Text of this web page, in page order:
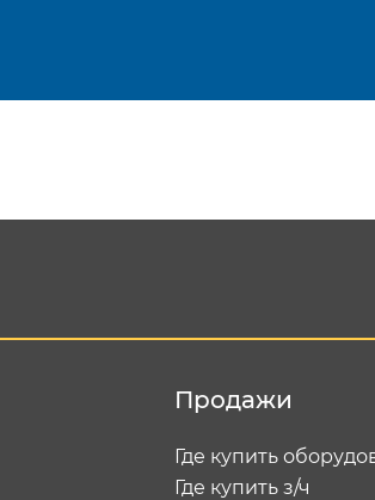
Продажи
Где купить
Где купить з/ч